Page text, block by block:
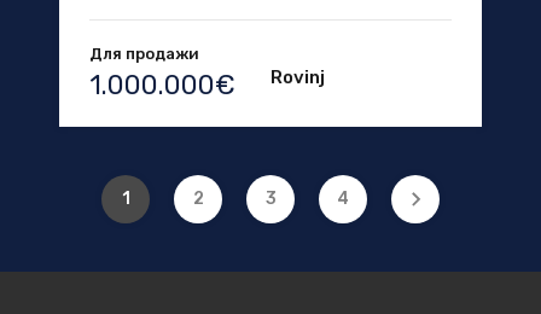
Для продажи
1.000.000€ Rovinj
1 2 3 4